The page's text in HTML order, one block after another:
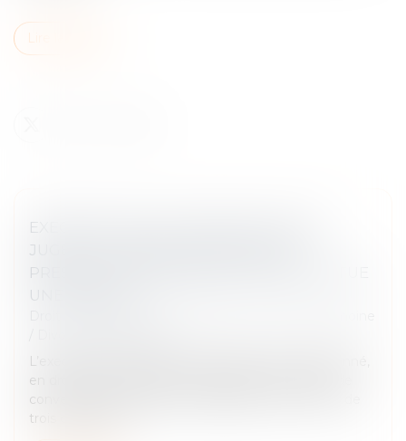
Lire la suite
EXEQUATUR ET AUTORITÉ DE CHOSE
JUGÉE : LA DISSIMULATION D’UNE
PRESTATION COMPENSATOIRE CONSTITUE
UNE FRAUDE
L’exequatur d’une décision étrangère est subordonné,
en droit international privé français (en l'absence de
convention ou règlement applicable), à la réunion de
trois conditions...